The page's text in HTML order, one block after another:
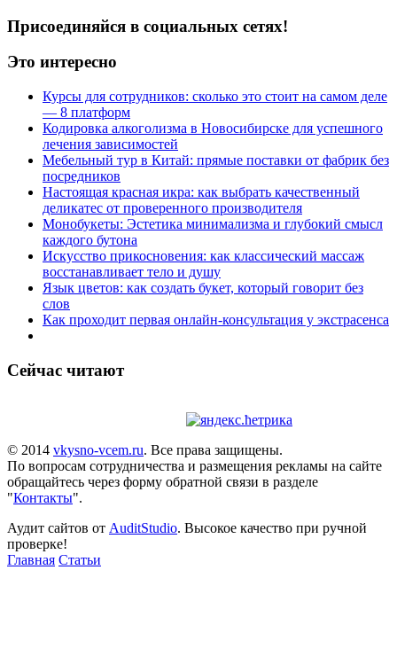
Присоединяйся в социальных сетях!
Это интересно
Курсы для сотрудников: сколько это стоит на самом деле
— 8 платформ
Кодировка алкоголизма в Новосибирске для успешного
лечения зависимостей
Мебельный тур в Китай: прямые поставки от фабрик без
посредников
Настоящая красная икра: как выбрать качественный
деликатес от проверенного производителя
Монобукеты: Эстетика минимализма и глубокий смысл
каждого бутона
Искусство прикосновения: как классический массаж
восстанавливает тело и душу
Язык цветов: как создать букет, который говорит без
слов
Как проходит первая онлайн-консультация у экстрасенса
Сейчас читают
© 2014 vkysno-vcem.ru. Все права защищены.
По вопросам сотрудничества и размещения рекламы на сайте
обращайтесь через форму обратной связи в разделе
"Контакты".
Аудит сайтов от AuditStudio. Высокое качество при ручной
проверке!
Главная Статьи